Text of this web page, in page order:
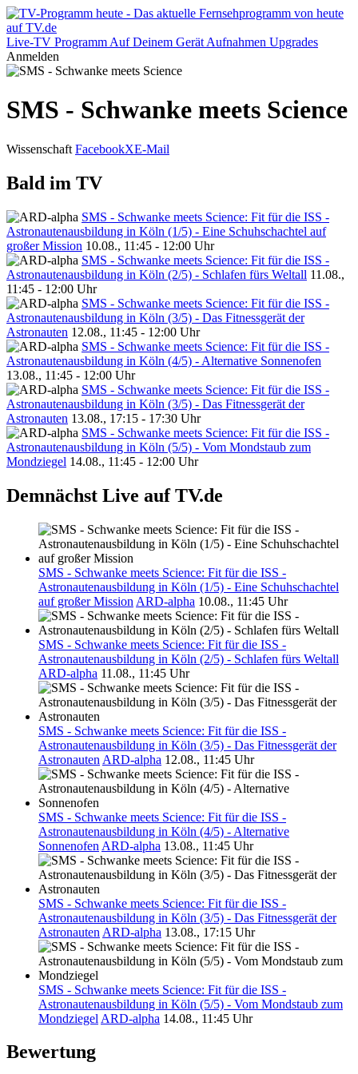
Live-TV Programm Auf Deinem Gerät Aufnahmen Upgrades
Anmelden
SMS - Schwanke meets Science
Wissenschaft FacebookXE-Mail
Bald im TV
SMS - Schwanke meets Science: Fit für die ISS -
Astronautenausbildung in Köln (1/5) - Eine Schuhschachtel auf
großer Mission 10.08., 11:45 - 12:00 Uhr
SMS - Schwanke meets Science: Fit für die ISS -
Astronautenausbildung in Köln (2/5) - Schlafen fürs Weltall 11.08.,
11:45 - 12:00 Uhr
SMS - Schwanke meets Science: Fit für die ISS -
Astronautenausbildung in Köln (3/5) - Das Fitnessgerät der
Astronauten 12.08., 11:45 - 12:00 Uhr
SMS - Schwanke meets Science: Fit für die ISS -
Astronautenausbildung in Köln (4/5) - Alternative Sonnenofen
13.08., 11:45 - 12:00 Uhr
SMS - Schwanke meets Science: Fit für die ISS -
Astronautenausbildung in Köln (3/5) - Das Fitnessgerät der
Astronauten 13.08., 17:15 - 17:30 Uhr
SMS - Schwanke meets Science: Fit für die ISS -
Astronautenausbildung in Köln (5/5) - Vom Mondstaub zum
Mondziegel 14.08., 11:45 - 12:00 Uhr
Demnächst Live auf TV.de
SMS - Schwanke meets Science: Fit für die ISS -
Astronautenausbildung in Köln (1/5) - Eine Schuhschachtel
auf großer Mission ARD-alpha 10.08., 11:45 Uhr
SMS - Schwanke meets Science: Fit für die ISS -
Astronautenausbildung in Köln (2/5) - Schlafen fürs Weltall
ARD-alpha 11.08., 11:45 Uhr
SMS - Schwanke meets Science: Fit für die ISS -
Astronautenausbildung in Köln (3/5) - Das Fitnessgerät der
Astronauten ARD-alpha 12.08., 11:45 Uhr
SMS - Schwanke meets Science: Fit für die ISS -
Astronautenausbildung in Köln (4/5) - Alternative
Sonnenofen ARD-alpha 13.08., 11:45 Uhr
SMS - Schwanke meets Science: Fit für die ISS -
Astronautenausbildung in Köln (3/5) - Das Fitnessgerät der
Astronauten ARD-alpha 13.08., 17:15 Uhr
SMS - Schwanke meets Science: Fit für die ISS -
Astronautenausbildung in Köln (5/5) - Vom Mondstaub zum
Mondziegel ARD-alpha 14.08., 11:45 Uhr
Bewertung